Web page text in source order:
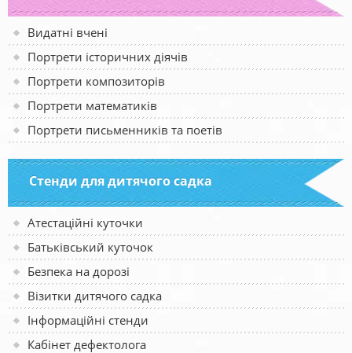
Видатні вчені
Портрети історичних діячів
Портрети композиторів
Портрети математиків
Портрети письменників та поетів
Стенди для дитячого садка
Атестаційні куточки
Батьківський куточок
Безпека на дорозі
Візитки дитячого садка
Інформаційні стенди
Кабінет дефектолога